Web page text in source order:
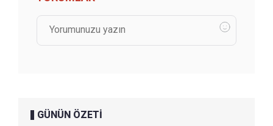
GÜNÜN ÖZETİ